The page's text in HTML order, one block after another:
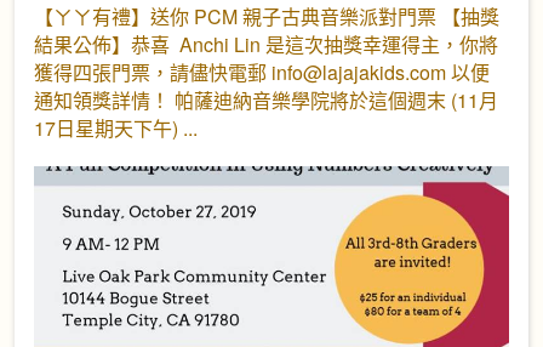
【ㄚㄚ有禮】送你 PCM 親子古典音樂派對門票 【抽獎
結果公佈】恭喜 Anchi Lin 是這次抽獎幸運得主，你將
獲得四張門票，請儘快電郵 info@lajajakids.com 以便
通知領獎詳情！ 帕薩迪納音樂學院將於這個週末 (11月
17日星期天下午)